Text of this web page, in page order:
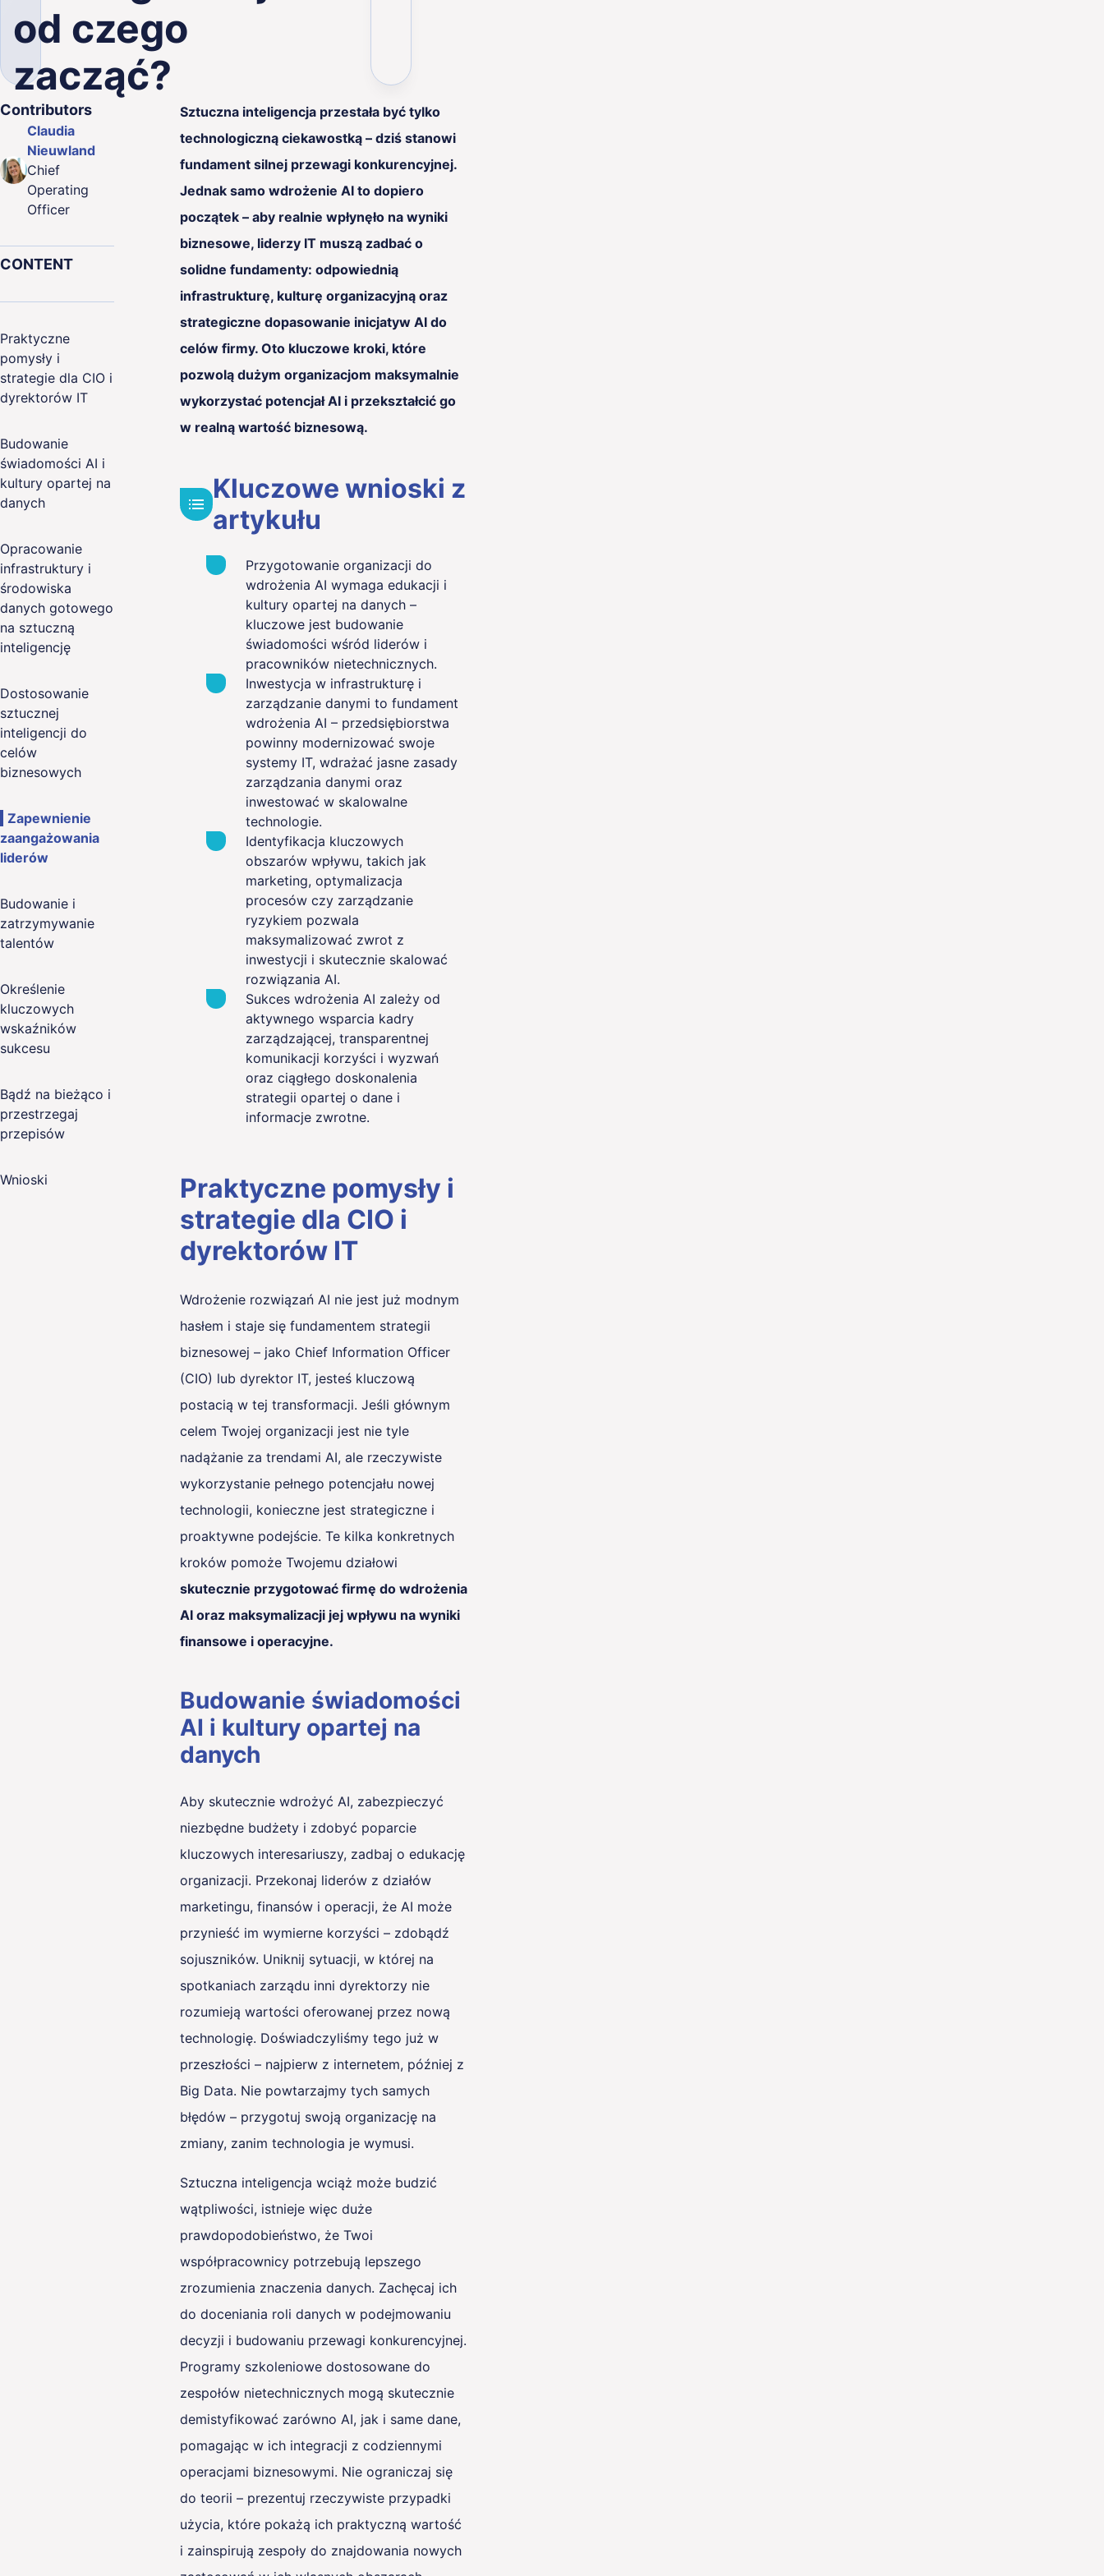
Quality
od czego
zacząć?
Contributors
Claudia
Nieuwland
Chief
Operating
Officer
CONTENT
Praktyczne
pomysły i
strategie dla CIO i
dyrektorów IT
Budowanie
świadomości AI i
kultury opartej na
danych
Opracowanie
infrastruktury i
środowiska
danych gotowego
na sztuczną
inteligencję
Dostosowanie
sztucznej
inteligencji do
celów
biznesowych
Zapewnienie
zaangażowania
liderów
Budowanie i
zatrzymywanie
talentów
Określenie
kluczowych
wskaźników
sukcesu
Bądź na bieżąco i
przestrzegaj
przepisów
Wnioski
Sztuczna inteligencja przestała być tylko
technologiczną ciekawostką – dziś stanowi
fundament silnej przewagi konkurencyjnej.
Jednak samo wdrożenie AI to dopiero
początek – aby realnie wpłynęło na wyniki
biznesowe, liderzy IT muszą zadbać o
solidne fundamenty: odpowiednią
infrastrukturę, kulturę organizacyjną oraz
strategiczne dopasowanie inicjatyw AI do
celów firmy. Oto kluczowe kroki, które
pozwolą dużym organizacjom maksymalnie
wykorzystać potencjał AI i przekształcić go
w realną wartość biznesową.
Kluczowe wnioski z
artykułu
Przygotowanie organizacji do
wdrożenia AI wymaga edukacji i
kultury opartej na danych –
kluczowe jest budowanie
świadomości wśród liderów i
pracowników nietechnicznych.
Inwestycja w infrastrukturę i
zarządzanie danymi to fundament
wdrożenia AI – przedsiębiorstwa
powinny modernizować swoje
systemy IT, wdrażać jasne zasady
zarządzania danymi oraz
inwestować w skalowalne
technologie.
Identyfikacja kluczowych
obszarów wpływu, takich jak
marketing, optymalizacja
procesów czy zarządzanie
ryzykiem pozwala
maksymalizować zwrot z
inwestycji i skutecznie skalować
rozwiązania AI.
Sukces wdrożenia AI zależy od
aktywnego wsparcia kadry
zarządzającej, transparentnej
komunikacji korzyści i wyzwań
oraz ciągłego doskonalenia
strategii opartej o dane i
informacje zwrotne.
Praktyczne pomysły i
strategie dla CIO i
dyrektorów IT
Wdrożenie rozwiązań AI nie jest już modnym
hasłem i staje się fundamentem strategii
biznesowej – jako Chief Information Officer
(CIO) lub dyrektor IT, jesteś kluczową
postacią w tej transformacji. Jeśli głównym
celem Twojej organizacji jest nie tyle
nadążanie za trendami AI, ale rzeczywiste
wykorzystanie pełnego potencjału nowej
technologii, konieczne jest strategiczne i
proaktywne podejście. Te kilka konkretnych
kroków pomoże Twojemu działowi
skutecznie przygotować firmę do wdrożenia
AI oraz maksymalizacji jej wpływu na wyniki
finansowe i operacyjne.
Budowanie świadomości
AI i kultury opartej na
danych
Aby skutecznie wdrożyć AI, zabezpieczyć
niezbędne budżety i zdobyć poparcie
kluczowych interesariuszy, zadbaj o edukację
organizacji. Przekonaj liderów z działów
marketingu, finansów i operacji, że AI może
przynieść im wymierne korzyści – zdobądź
sojuszników. Uniknij sytuacji, w której na
spotkaniach zarządu inni dyrektorzy nie
rozumieją wartości oferowanej przez nową
technologię. Doświadczyliśmy tego już w
przeszłości – najpierw z internetem, później z
Big Data. Nie powtarzajmy tych samych
błędów – przygotuj swoją organizację na
zmiany, zanim technologia je wymusi.
Sztuczna inteligencja wciąż może budzić
wątpliwości, istnieje więc duże
prawdopodobieństwo, że Twoi
współpracownicy potrzebują lepszego
zrozumienia znaczenia danych. Zachęcaj ich
do doceniania roli danych w podejmowaniu
decyzji i budowaniu przewagi konkurencyjnej.
Programy szkoleniowe dostosowane do
zespołów nietechnicznych mogą skutecznie
demistyfikować zarówno AI, jak i same dane,
pomagając w ich integracji z codziennymi
operacjami biznesowymi. Nie ograniczaj się
do teorii – prezentuj rzeczywiste przypadki
użycia, które pokażą ich praktyczną wartość
i zainspirują zespoły do znajdowania nowych